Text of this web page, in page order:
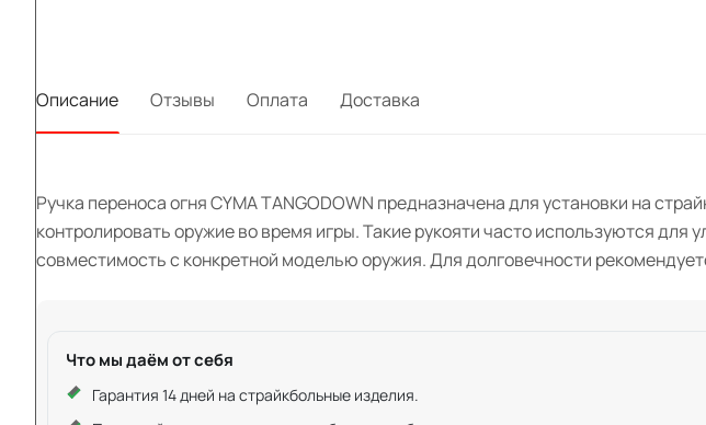
Описание Отзывы Оплата Доставка
Ручка переноса огня CYMA TANGODOWN предназначена для установки на
контролировать оружие во время игры. Такие рукояти часто используются
совместимость с конкретной моделью оружия. Для долговечности
Что мы даём от себя
Гарантия 14 дней на страйкбольные изделия.